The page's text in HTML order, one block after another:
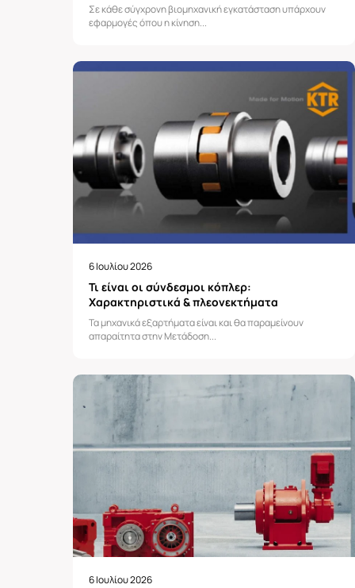
Σε κάθε σύγχρονη βιομηχανική εγκατάσταση υπάρχουν
εφαρμογές όπου η κίνηση...
6 Ιουλίου 2026
Τι είναι οι σύνδεσμοι κόπλερ:
Χαρακτηριστικά & πλεονεκτήματα
Τα μηχανικά εξαρτήματα είναι και θα παραμείνουν
απαραίτητα στην Μετάδοση...
6 Ιουλίου 2026